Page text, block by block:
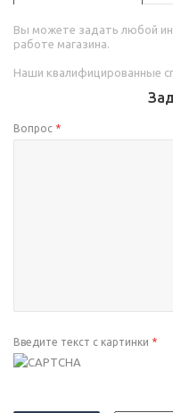
Вы можете задать любой
работе магазина.
Наши квалифицированные
Вопрос *
Введите текст с картинки *